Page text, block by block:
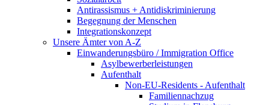
Antirassismus + Antidiskriminierung
Begegnung der Menschen
Integrationskonzept
Unsere Ämter von A-Z
Einwanderungsbüro / Immigration Office
Asylbewerberleistungen
Aufenthalt
Non-EU-Residents - Aufenthalt
Familiennachzug